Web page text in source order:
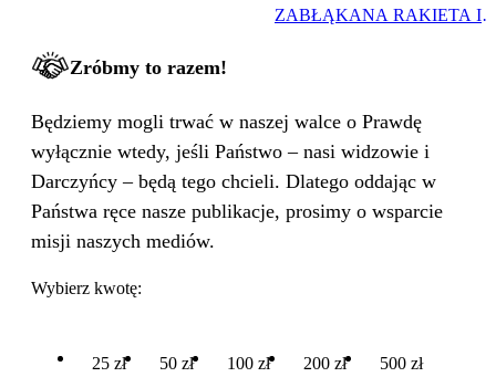
ZABŁĄKANA RAKIETA I
Zróbmy to razem!
Będziemy mogli trwać w naszej walce o Prawdę
wyłącznie wtedy, jeśli Państwo – nasi widzowie i
Darczyńcy – będą tego chcieli. Dlatego oddając w
Państwa ręce nasze publikacje, prosimy o wsparcie
misji naszych mediów.
Wybierz kwotę:
25 zł 50 zł 100 zł 200 zł 500 zł